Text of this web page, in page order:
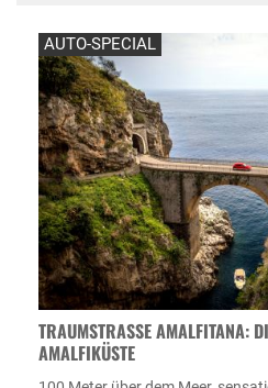
AUTO-SPECIAL
TRAUMSTRASSE AMALFITANA:
MALFIKÜSTE